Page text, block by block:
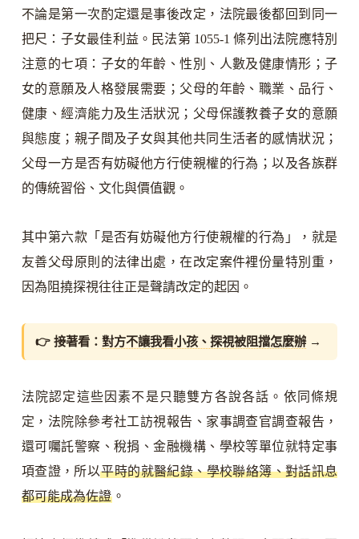
不論是第一次酌定還是事後改定，法院最後都回到同一
把尺：子女最佳利益。民法第 1055-1 條列出法院應特別
注意的七項：子女的年齡、性別、人數及健康情形；子
女的意願及人格發展需要；父母的年齡、職業、品行、
健康、經濟能力及生活狀況；父母保護教養子女的意願
與態度；親子間及子女與其他共同生活者的感情狀況；
父母一方是否有妨礙他方行使親權的行為；以及各族群
的傳統習俗、文化與價值觀。
其中第六款「是否有妨礙他方行使親權的行為」，就是
友善父母原則的法律出處，在改定案件裡份量特別重，
因為阻撓探視往往正是聲請改定的起因。
👉 接著看： 對方不讓我看小孩、探視被阻擋怎麼辦→
法院認定這些因素不是只聽雙方各說各話。依同條規
定，法院除參考社工訪視報告、家事調查官調查報告，
還可囑託警察、稅捐、金融機構、學校等單位就特定事
項查證，所以平時的就醫紀錄、學校聯絡簿、對話訊息
都可能成為佐證 。